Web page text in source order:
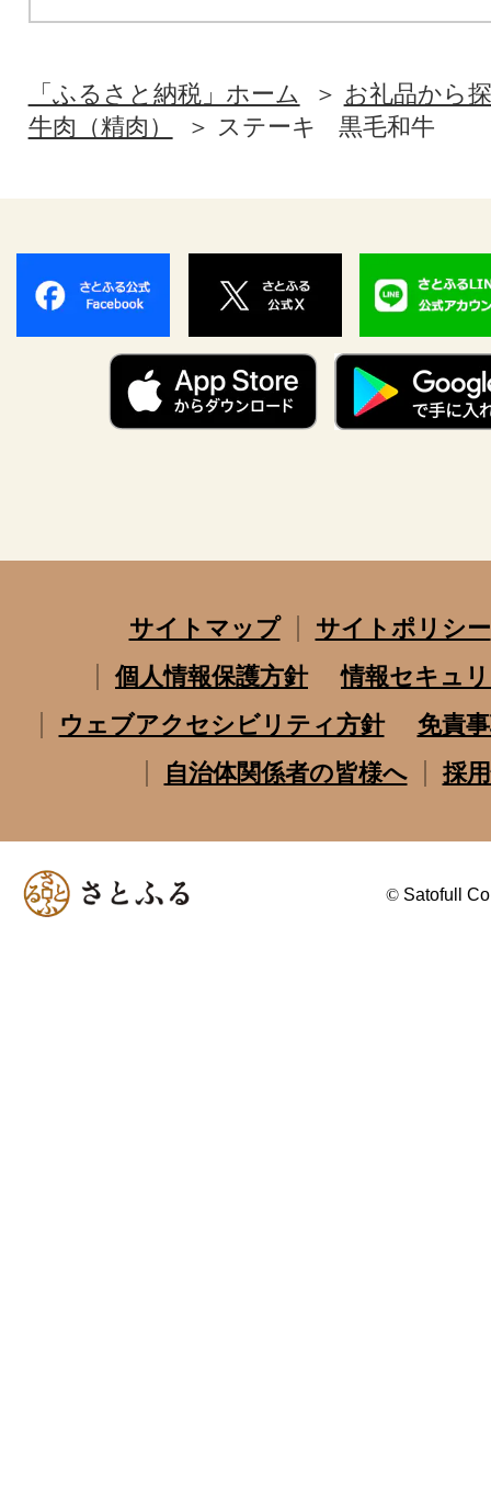
「ふるさと納税」ホーム
お礼品から
牛肉（精肉）
ステーキ 黒毛和牛
サイトマップ
サイトポリシー
個人情報保護方針
情報セキュ
ウェブアクセシビリティ方針
免責
自治体関係者の皆様へ
採
© Satofull